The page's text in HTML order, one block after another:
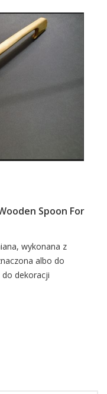
Spoon For
wykonana z
albo do
dekoracji